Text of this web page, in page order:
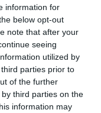
information for
below opt-out
note that after your
seeing
utilized by
parties prior to
of the further
third parties on the
information may
ζητά
για τον ΟΠΕΚΕΠΕ